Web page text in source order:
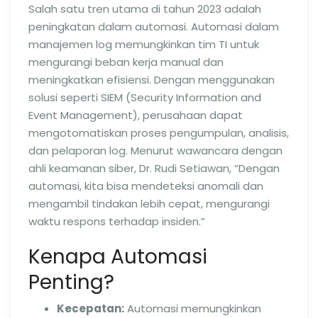
Salah satu tren utama di tahun 2023 adalah
peningkatan dalam automasi. Automasi dalam
manajemen log memungkinkan tim TI untuk
mengurangi beban kerja manual dan
meningkatkan efisiensi. Dengan menggunakan
solusi seperti SIEM (Security Information and
Event Management), perusahaan dapat
mengotomatiskan proses pengumpulan, analisis,
dan pelaporan log. Menurut wawancara dengan
ahli keamanan siber, Dr. Rudi Setiawan, “Dengan
automasi, kita bisa mendeteksi anomali dan
mengambil tindakan lebih cepat, mengurangi
waktu respons terhadap insiden.”
Kenapa Automasi
Penting?
Kecepatan:Automasi memungkinkan